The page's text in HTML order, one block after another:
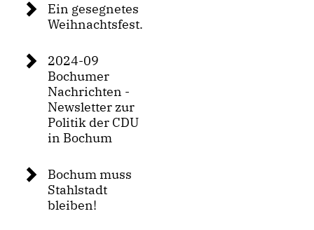
Ein gesegnetes
Weihnachtsfest.
2024-09
Bochumer
Nachrichten -
Newsletter zur
Politik der CDU
in Bochum
Bochum muss
Stahlstadt
bleiben!